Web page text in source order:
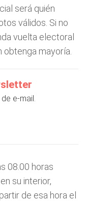
será quién
válidos. Si no
vuelta electoral
mayoría.
e-mail.
08.00 horas
su interior,
de esa hora el